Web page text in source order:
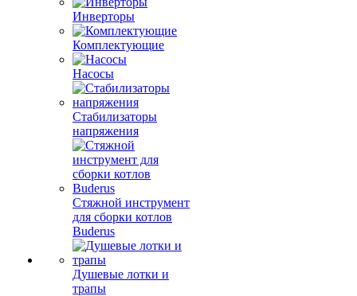
Инверторы
Комплектующие
Насосы
Стабилизаторы
напряжения
Стяжной инструмент
для сборки котлов
Buderus
Душевые лотки и
трапы